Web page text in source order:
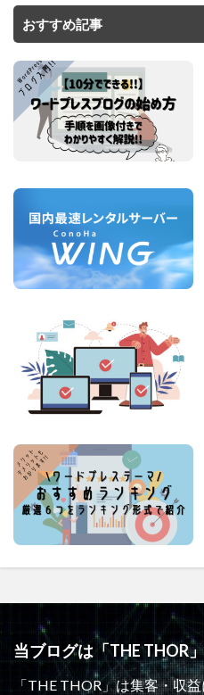
おすすめ記事
当ブログは「THE THOR
「THE THOR」は集客・収